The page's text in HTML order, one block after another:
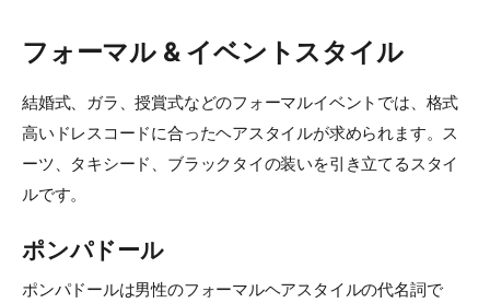
フォーマル & イベントスタイル
結婚式、ガラ、授賞式などのフォーマルイベントでは、格式
高いドレスコードに合ったヘアスタイルが求められます。ス
ーツ、タキシード、ブラックタイの装いを引き立てるスタイ
ルです。
ポンパドール
ポンパドールは男性のフォーマルヘアスタイルの代名詞で